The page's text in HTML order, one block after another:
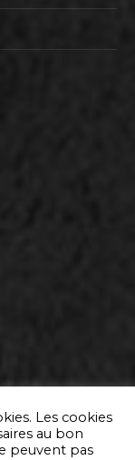
Les cookies
au bon
peuvent pas